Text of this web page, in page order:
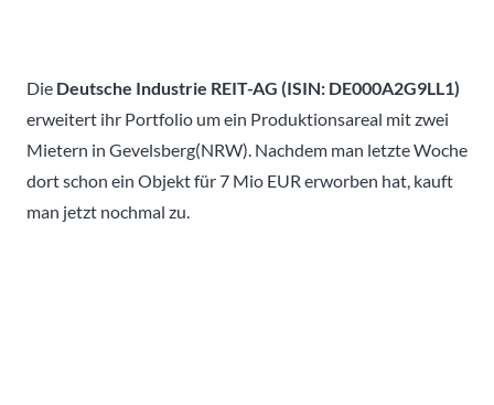
Die Deutsche Industrie REIT-AG (ISIN: DE000A2G9LL1)
erweitert ihr Portfolio um ein Produktionsareal mit zwei
Mietern in Gevelsberg(NRW). Nachdem man letzte Woche
dort schon ein Objekt für 7 Mio EUR erworben hat, kauft
man jetzt nochmal zu.